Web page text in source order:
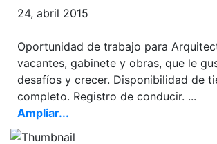
24, abril 2015
Oportunidad de trabajo para
vacantes, gabinete y obras, que le
desafíos y crecer. Disponibilidad de
completo. Registro de conducir. ...
Ampliar...